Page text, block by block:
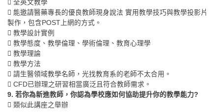
 全英文教學
 能邀請醫藥專長的優良教師現身說法 實用教學技巧與教學投影片
製作，包含POST上網的方式。
 教學設計實例
 教學態度、教學倫理、學術倫理、教育心理學
 教學理論
 教學方法
 請生醫領域教學名師，光找教育系的老師不太合用。
 CFD已辦理之研習相當廣泛且符合教師需求。
9. 若你為新進教師，你認為學校應如何協助提升你的教學能力?
 類似此講座之舉辦